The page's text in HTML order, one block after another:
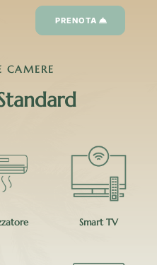
PRENOTA
CAMERE
Smart TV